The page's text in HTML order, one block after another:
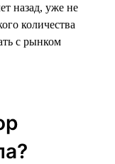
назад, уже не
количества
с рынком